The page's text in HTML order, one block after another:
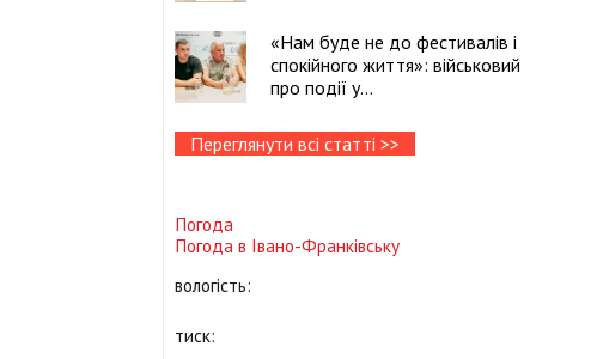
«Нам буде не до фестивалів і
спокійного життя»: військовий
про події у...
Переглянути всі статті >>
Погода
Погода в Івано-Франківську
вологість:
тиск: